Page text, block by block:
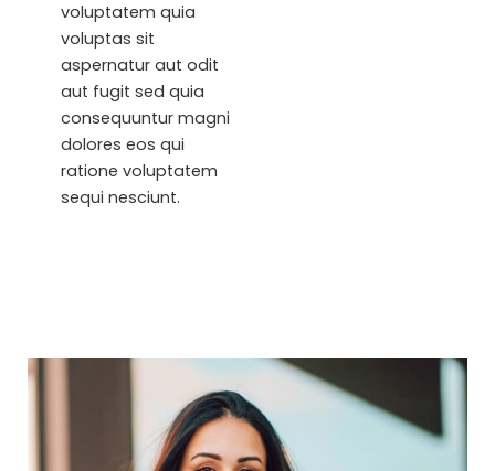
voluptatem quia
voluptas sit
aspernatur aut odit
aut fugit sed quia
consequuntur magni
dolores eos qui
ratione voluptatem
sequi nesciunt.